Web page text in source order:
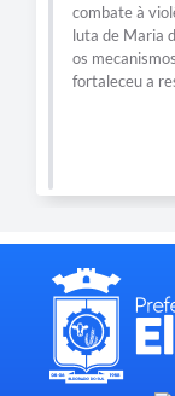
combate à
luta de Maria
os
fortaleceu a